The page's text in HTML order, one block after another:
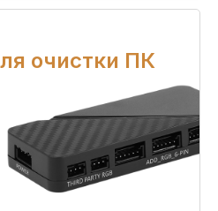
очистки ПК